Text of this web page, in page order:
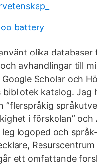
battery
olika databaser
avhandlingar till
Google Scholar och
bibliotek katalog. Jag
”flerspråkig
i förskolan” och
leg logoped och
ett omfattande